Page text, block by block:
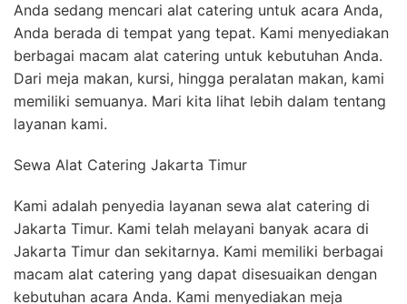
Anda sedang mencari alat catering untuk acara Anda,
Anda berada di tempat yang tepat. Kami menyediakan
berbagai macam alat catering untuk kebutuhan Anda.
Dari meja makan, kursi, hingga peralatan makan, kami
memiliki semuanya. Mari kita lihat lebih dalam tentang
layanan kami.
Sewa Alat Catering Jakarta Timur
Kami adalah penyedia layanan sewa alat catering di
Jakarta Timur. Kami telah melayani banyak acara di
Jakarta Timur dan sekitarnya. Kami memiliki berbagai
macam alat catering yang dapat disesuaikan dengan
kebutuhan acara Anda. Kami menyediakan meja